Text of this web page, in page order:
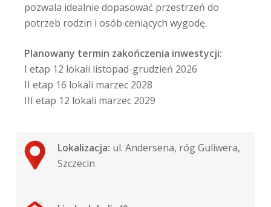
pozwala idealnie dopasować przestrzeń do
potrzeb rodzin i osób ceniących wygodę.
Planowany termin zakończenia inwestycji:
I etap 12 lokali listopad-grudzień 2026
II etap 16 lokali marzec 2028
III etap 12 lokali marzec 2029
Lokalizacja: ul. Andersena, róg Guliwera,
Szczecin